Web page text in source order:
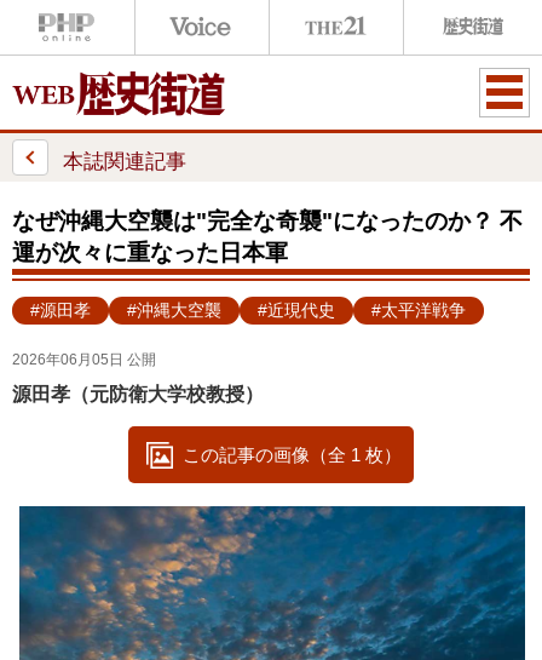
ME
本誌関連記事
なぜ沖縄大空襲は"完全な奇襲"になったのか？ 不
運が次々に重なった日本軍
#源田孝 #沖縄大空襲 #近現代史 #太平洋戦争
2026年06月05日 公開
源田孝（元防衛大学校教授）
この記事の画像（全 1 枚）